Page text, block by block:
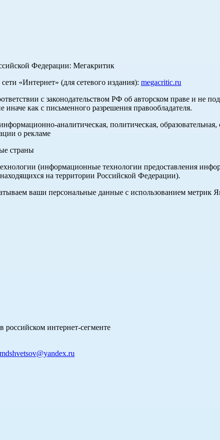
Федерации: Мегакритик
«Интернет» (для сетевого издания): megacritic.ru
с законодательством РФ об авторском праве и не
как с письменного разрешения правообладателя.
аналитическая, политическая, образовательная,
о рекламе
страны
(информационные технологии предоставления
на территории Российской Федерации).
ваши персональные данные с использованием метрик
интернет-сегменте
mdshvetsov@yandex.ru